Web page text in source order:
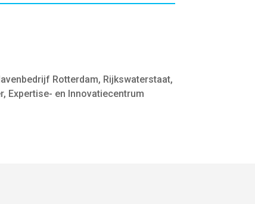
Rotterdam, Rijkswaterstaat,
Expertise- en Innovatiecentrum